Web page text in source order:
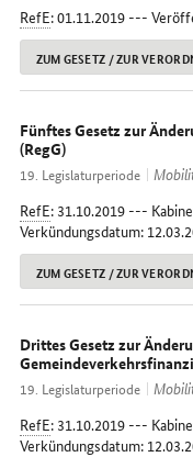
RefE: 01.11.2019 ---
ZUM GESETZ / ZUR
Fünftes Gesetz zur
(RegG)
19. Legislaturperiode
RefE: 31.10.2019 ---
Verkündungsdatum:
ZUM GESETZ / ZUR
Drittes Gesetz zur
19. Legislaturperiode
RefE: 31.10.2019 ---
Verkündungsdatum: